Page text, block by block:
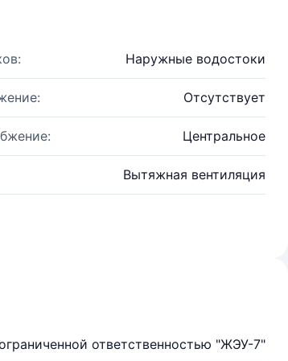
Наружные водостоки
Отсутствует
Центральное
Вытяжная вентиляция
ответственностью "ЖЭУ-7"